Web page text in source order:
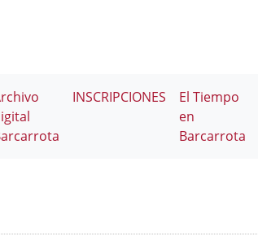
INSCRIPCIONES
El Tiempo
en
Barcarrota